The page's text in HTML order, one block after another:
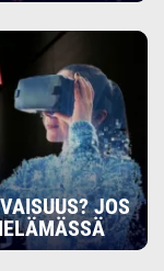
JOS